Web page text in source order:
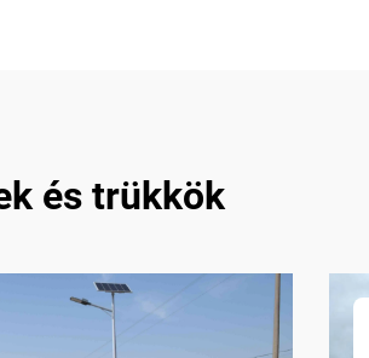
és trükkök